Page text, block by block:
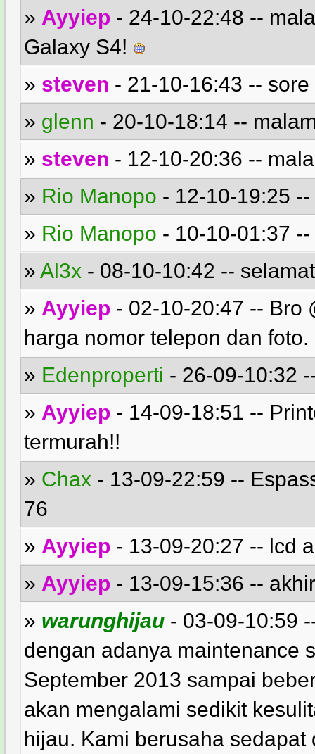
» Ayyiep - 24-10-22:48 --
Galaxy S4!
» steven - 21-10-16:43 --
» glenn - 20-10-18:14 --
» steven - 12-10-20:36 --
» Rio Manopo - 12-10-19:25
» Rio Manopo - 10-10-01:37
»Al3x - 08-10-10:42 --
» Ayyiep - 02-10-20:47 -- Bro
harga nomor telepon dan foto.
» Edenproperti - 26-09-10:32
» Ayyiep - 14-09-18:51 --
termurah!!
» Chax - 13-09-22:59 --
76
» Ayyiep - 13-09-20:27 -- lcd
» Ayyiep - 13-09-15:36 --
» warunghijau - 03-09-10:59
dengan adanya maintenance
September 2013 sampai
akan mengalami sedikit
hijau. Kami berusaha